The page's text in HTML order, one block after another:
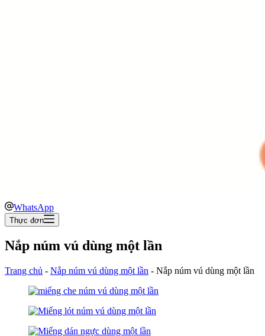
WhatsApp
Thực đơn
Nắp núm vú dùng một lần
Trang chủ - Nắp núm vú dùng một lần - Nắp núm vú dùng một lần